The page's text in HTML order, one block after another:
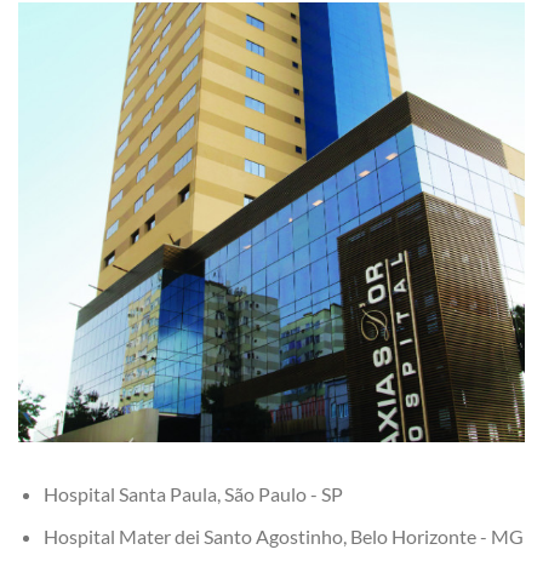
Hospital Santa Paula, São Paulo - SP
Hospital Mater dei Santo Agostinho, Belo Horizonte - MG